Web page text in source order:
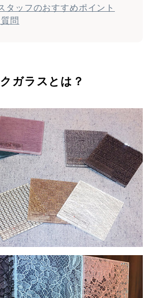
タッフのおすすめポイント
問
ガラスとは？